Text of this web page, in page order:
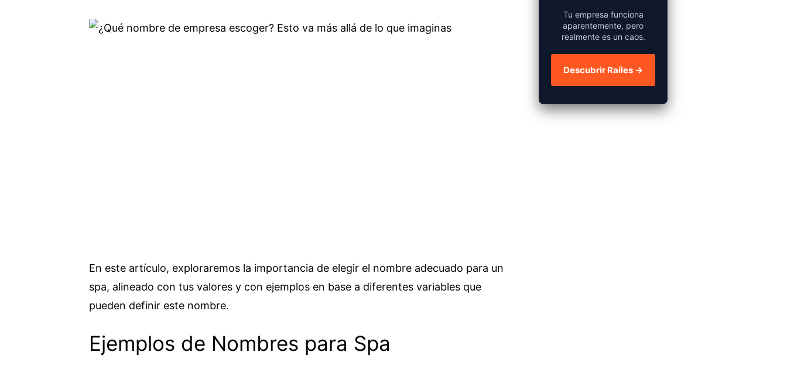
En este artículo, exploraremos la importancia de elegir el nombre adecuado para un
spa, alineado con tus valores y con ejemplos en base a diferentes variables que
pueden definir este nombre.
Ejemplos de Nombres para Spa
Tu empresa funciona
aparentemente, pero
realmente es un caos.
Descubrir Raíles →